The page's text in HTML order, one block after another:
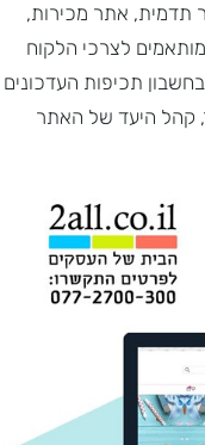
תדמית, אתר מכירות,
לצרכי הלקוח
תכיפות העדכונים
קהל היעד של האתר